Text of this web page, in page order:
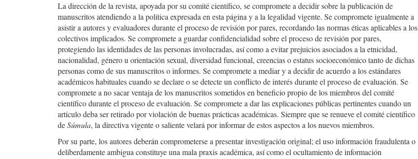
La dirección de la revista, apoyada por su comité científico, se compromete a decidir sobre la publicación de
manuscritos atendiendo a la política expresada en esta página y a la legalidad vigente. Se compromete igualmente a
asistir a autores y evaluadores durante el proceso de revisión por pares, recordando las normas éticas aplicables a los
colectivos implicados. Se compromete a guardar confidencialidad sobre el proceso de revisión por pares,
protegiendo las identidades de las personas involucradas, así como a evitarprejuicios asociados a la etnicidad,
nacionalidad, género u orientación sexual, diversidad funcional, creencias o estatus socioeconómico tanto de dichas
personas como de sus manuscritos o informes. Se compromete a mediar y a decidir de acuerdo a los estándares
académicos habituales cuando se declare o se detecte un conflicto de interés durante el proceso de evaluación. Se
compromete a no sacar ventaja de los manuscritos sometidos en beneficio propio de los miembros del comité
científico durante el proceso de evaluación. Se compromete a dar las explicaciones públicas pertinentes cuando un
artículo deba ser retirado por violación de buenas prácticas académicas. Siempre que se renueve el comité científico
deSúmula, la directiva vigente o saliente velará por informar de estos aspectos a los nuevos miembros.
Por su parte, los autores deberán comprometerse a presentar investigación original; el uso información fraudulenta o
deliberdamente ambigua constituye una mala praxis académica, así como el ocultamiento de información